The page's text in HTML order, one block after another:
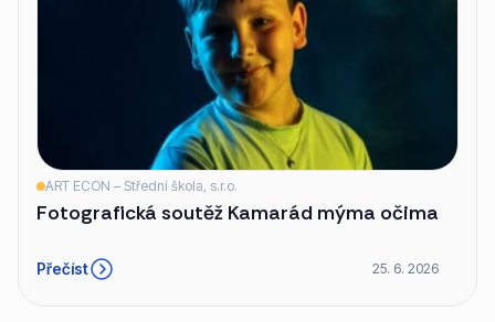
ART ECON – Střední škola, s.r.o.
Fotografická soutěž Kamarád mýma očima
Přečíst 25. 6. 2026